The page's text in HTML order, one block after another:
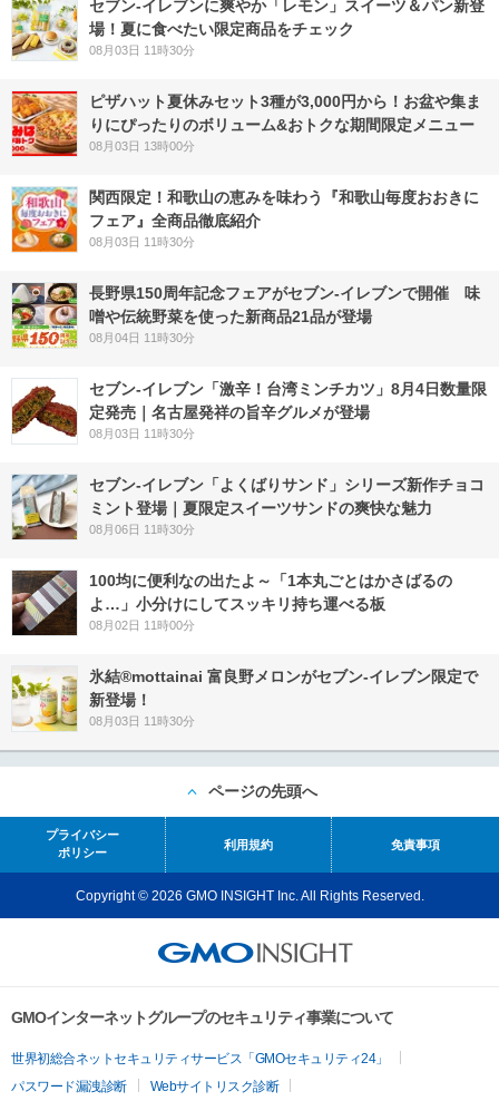
セブン‐イレブンに爽やか「レモン」スイーツ＆パン新登
場！夏に食べたい限定商品をチェック
08月03日 11時30分
ピザハット夏休みセット3種が3,000円から！お盆や集ま
りにぴったりのボリューム&おトクな期間限定メニュー
08月03日 13時00分
関西限定！和歌山の恵みを味わう『和歌山毎度おおきに
フェア』全商品徹底紹介
08月03日 11時30分
長野県150周年記念フェアがセブン-イレブンで開催 味
噌や伝統野菜を使った新商品21品が登場
08月04日 11時30分
セブン-イレブン「激辛！台湾ミンチカツ」8月4日数量限
定発売｜名古屋発祥の旨辛グルメが登場
08月03日 11時30分
セブン‐イレブン「よくばりサンド」シリーズ新作チョコ
ミント登場｜夏限定スイーツサンドの爽快な魅力
08月06日 11時30分
100均に便利なの出たよ～「1本丸ごとはかさばるの
よ…」小分けにしてスッキリ持ち運べる板
08月02日 11時00分
氷結®mottainai 富良野メロンがセブン‐イレブン限定で
新登場！
08月03日 11時30分
ページの先頭へ
プライバシー
ポリシー
利用規約 免責事項
Copyright © 2026 GMO INSIGHT Inc. All Rights Reserved.
GMOインターネットグループのセキュリティ事業について
世界初総合ネットセキュリティサービス「GMOセキュリティ24」
パスワード漏洩診断
Webサイトリスク診断